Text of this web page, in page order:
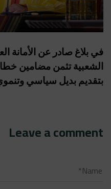
في بلاغ صادر عن الأمانة
الشعبية تثمن مضامين
بتقديم بديل سياسي
Leave a comment